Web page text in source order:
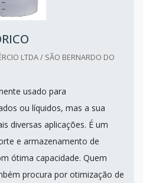
LTDA / SÃO BERNARDO DO
usado para
ou líquidos, mas a sua
diversas aplicações. É um
e armazenamento de
ótima capacidade. Quem
procura por otimização de